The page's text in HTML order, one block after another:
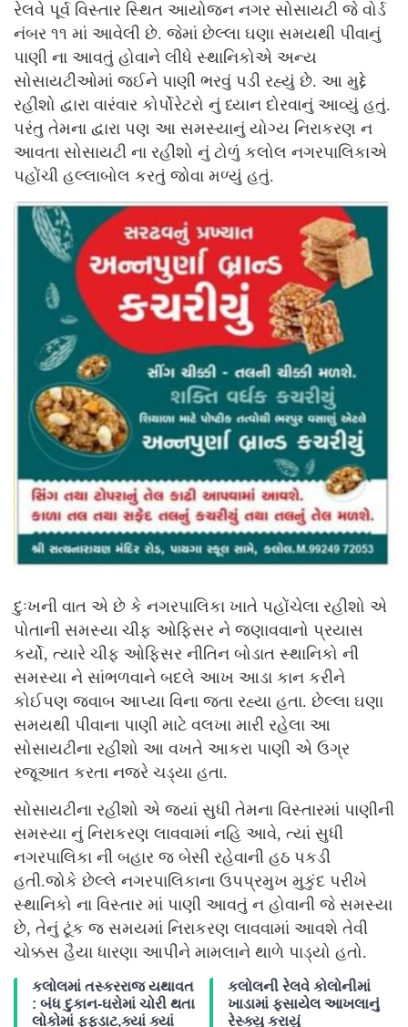
રેલવે પૂર્વ વિસ્તાર સ્થિત આયોજન નગર સોસાયટી જે વોર્ડ
નંબર ૧૧ માં આવેલી છે. જેમાં છેલ્લા ઘણા સમયથી પીવાનું
પાણી ના આવતું હોવાને લીધે સ્થાનિકોએ અન્ય
સોસાયટીઓમાં જઈને પાણી ભરવું પડી રહ્યું છે. આ મુદ્દે
રહીશો દ્વારા વારંવાર કોર્પોરેટરો નું ધ્યાન દોરવાનું આવ્યું હતું.
પરંતુ તેમના દ્વારા પણ આ સમસ્યાનું યોગ્ય નિરાકરણ ન
આવતા સોસાયટી ના રહીશો નું ટોળું કલોલ નગરપાલિકાએ
પહોંચી હલ્લાબોલ કરતું જોવા મળ્યું હતું.
દુઃખની વાત એ છે કે નગરપાલિકા ખાતે પહોંચેલા રહીશો એ
પોતાની સમસ્યા ચીફ ઓફિસર ને જણાવવાનો પ્રયાસ
કર્યો, ત્યારે ચીફ ઓફિસર નીતિન બોડાત સ્થાનિકો ની
સમસ્યા ને સાંભળવાને બદલે આખ આડા કાન કરીને
કોઈપણ જવાબ આપ્યા વિના જતા રહ્યા હતા. છેલ્લા ઘણા
સમયથી પીવાના પાણી માટે વલખા મારી રહેલા આ
સોસાયટીના રહીશો આ વખતે આકરા પાણી એ ઉગ્ર
રજૂઆત કરતા નજરે ચડ્યા હતા.
સોસાયટીના રહીશો એ જ્યાં સુધી તેમના વિસ્તારમાં પાણીની
સમસ્યા નું નિરાકરણ લાવવામાં નહિ આવે, ત્યાં સુધી
નગરપાલિકા ની બહાર જ બેસી રહેવાની હઠ પકડી
હતી.જોકે છેલ્લે નગરપાલિકાના ઉપપ્રમુખ મુકુંદ પરીખે
સ્થાનિકો ના વિસ્તાર માં પાણી આવતું ન હોવાની જે સમસ્યા
છે, તેનું ટૂંક જ સમયમાં નિરાકરણ લાવવામાં આવશે તેવી
ચોક્કસ હૈયા ધારણા આપીને મામલાને થાળે પાડ્યો હતો.
કલોલમાં તસ્કરરાજ યથાવત
: બંધ દુકાન-ઘરોમાં ચોરી થતા
લોકોમાં ફફડાટ,ક્યાં ક્યાં
કલોલની રેલવે કોલોનીમાં
ખાડામાં ફસાયેલ આખલાનું
રેસ્ક્યુ કરાયું